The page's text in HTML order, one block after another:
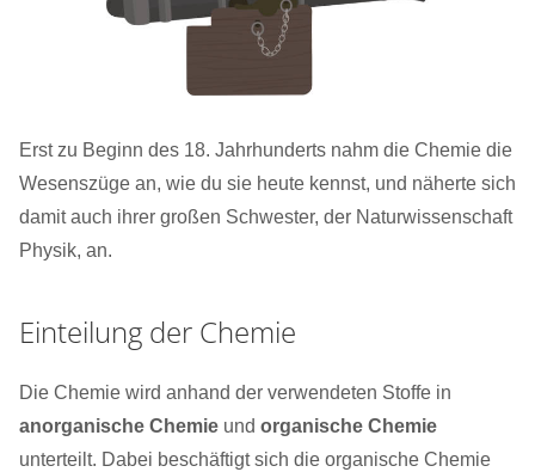
Erst zu Beginn des 18. Jahrhunderts nahm die Chemie die
Wesenszüge an, wie du sie heute kennst, und näherte sich
damit auch ihrer großen Schwester, der Naturwissenschaft
Physik, an.
Einteilung der Chemie
Die Chemie wird anhand der verwendeten Stoffe in
anorganische Chemie und organische Chemie
unterteilt. Dabei beschäftigt sich die organische Chemie